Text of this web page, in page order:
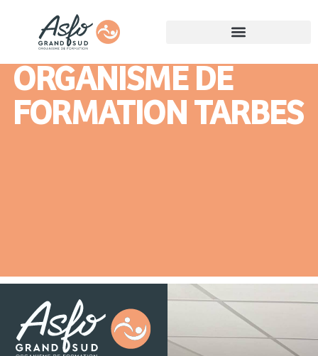
ORGANISME DE
FORMATION TARBES